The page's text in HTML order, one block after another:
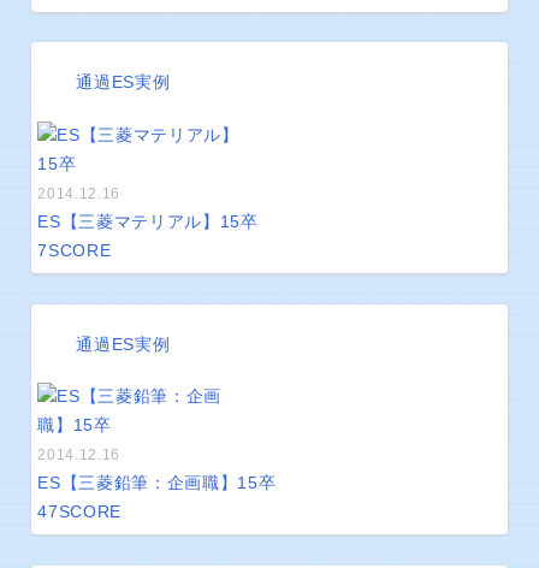
通過ES実例
2014.12.16
ES【三菱マテリアル】15卒
7SCORE
通過ES実例
2014.12.16
ES【三菱鉛筆：企画職】15卒
47SCORE